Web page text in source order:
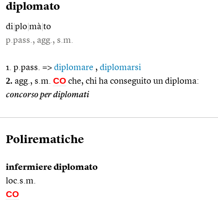
diplomato
di plo mà to
p.pass., agg., s.m.
1. p.pass. => diplomare , diplomarsi
2. agg., s.m. CO che, chi ha conseguito un diploma:
concorso per diplomati
Polirematiche
infermiere diplomato
loc.s.m.
CO